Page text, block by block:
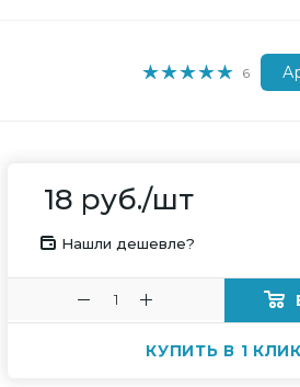
6
18 руб./шт
Нашли дешевле?
КУПИТЬ В 1 КЛИК